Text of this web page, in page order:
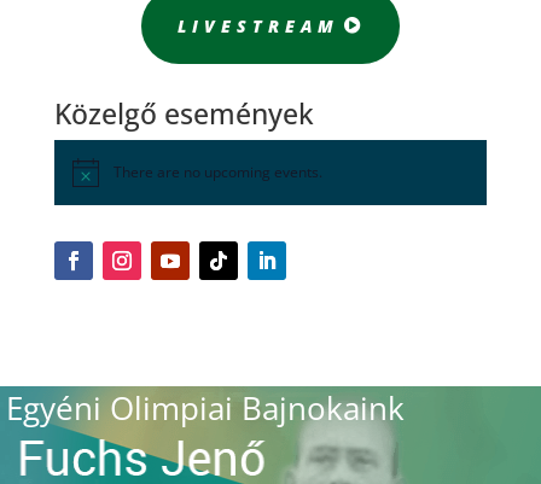
LIVESTREAM
Közelgő események
There are no upcoming events.
Egyéni Olimpiai Bajnokaink